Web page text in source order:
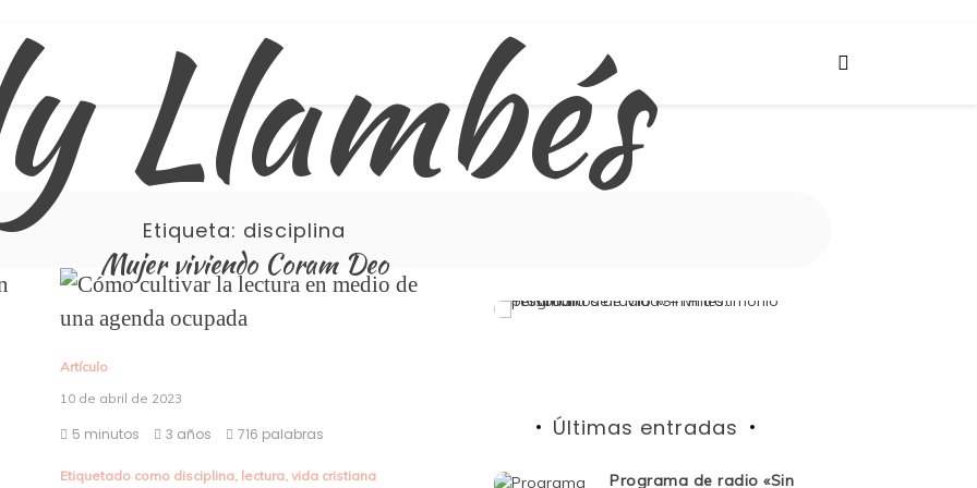
Llambés
Mujer viviendo Coram Deo
Etiqueta: disciplina
Artículo
10 de abril de 2023
5 minutos 3 años 716 palabras
Etiquetado como disciplina, lectura, vida cristiana
Últimas entradas
Programa de radio «Sin